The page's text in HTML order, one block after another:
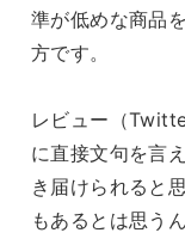
準が低めな商品
方です。
レビュー（
に直接文句を言
き届けられると
もあるとは思う